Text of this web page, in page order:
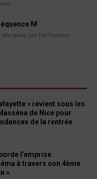
M
Morgane Las Dit Peisson
» revient sous les
de Nice pour
de la rentrée
l’emprise
à travers son 4ème
»